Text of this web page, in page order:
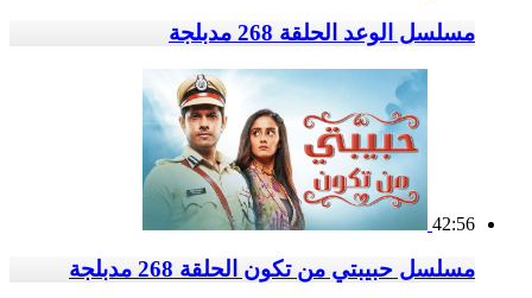
مسلسل الوعد الحلقة 268 مدبلجة
42:56
مسلسل حبيبتي من تكون الحلقة 268 مدبلجة